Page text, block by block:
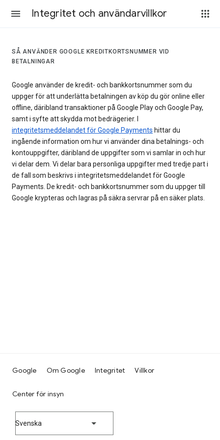
Integritet och användarvillkor
SÅ ANVÄNDER GOOGLE KREDITKORTSNUMMER VID
BETALNINGAR
Google använder de kredit- och bankkortsnummer som du
uppger för att underlätta betalningen av köp du gör online eller
offline, däribland transaktioner på Google Play och Google Pay,
samt i syfte att skydda mot bedrägerier. I
integritetsmeddelandet för Google Payments hittar du
ingående information om hur vi använder dina betalnings- och
kontouppgifter, däribland de uppgifter som vi samlar in och hur
vi delar dem. Vi delar bara personliga uppgifter med tredje part i
de fall som beskrivs i integritetsmeddelandet för Google
Payments. De kredit- och bankkortsnummer som du uppger till
Google krypteras och lagras på säkra servrar på en säker plats.
Google Om Google Integritet Villkor
Center för insyn
Svenska